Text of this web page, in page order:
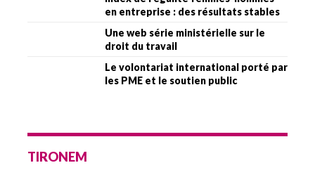
en entreprise : des résultats stables
Une web série ministérielle sur le
droit du travail
Le volontariat international porté par
les PME et le soutien public
TIRONEM